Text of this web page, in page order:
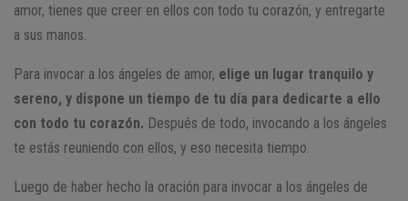
amor, tienes que creer en ellos con todo tu corazón, y entregarte
a sus manos.
Para invocar a los ángeles de amor, elige un lugar tranquilo y
sereno, y dispone un tiempo de tu día para dedicarte a ello
con todo tu corazón. Después de todo, invocando a los ángeles
te estás reuniendo con ellos, y eso necesita tiempo.
Luego de haber hecho la oración para invocar a los ángeles de